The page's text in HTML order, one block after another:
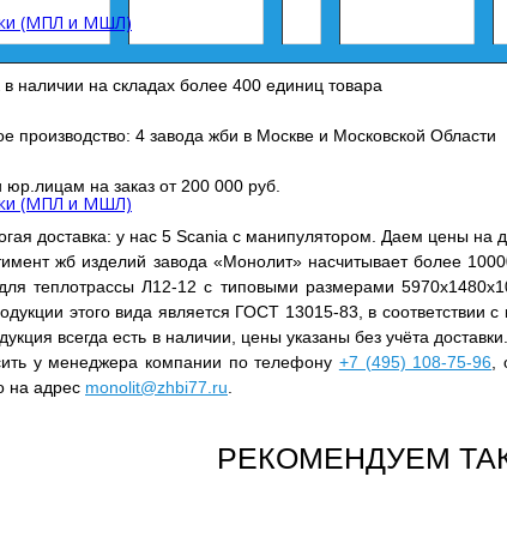
(МПЛ и МШЛ)
(МПЛ и МШЛ)
в наличии на складах более 400 единиц товара
производство: 4 завода жби в Москве и Московской Области
юр.лицам на заказ от 200 000 руб.
доставка: у нас 5 Scania с манипулятором. Даем цены на
жб изделий завода «Монолит» насчитывает более
теплотрассы Л12-12 с типовыми размерами
этого вида является ГОСТ 13015-83, в соответствии
всегда есть в наличии, цены указаны без учёта
у менеджера компании по телефону +7 (495) 108-75-96
на адрес monolit@zhbi77.ru
РЕКОМЕНДУЕМ